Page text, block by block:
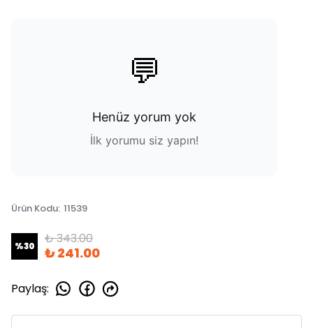
💬
Henüz yorum yok
İlk yorumu siz yapın!
Ürün Kodu: 11539
%30 ₺ 343.00
₺ 241.00
Paylaş: